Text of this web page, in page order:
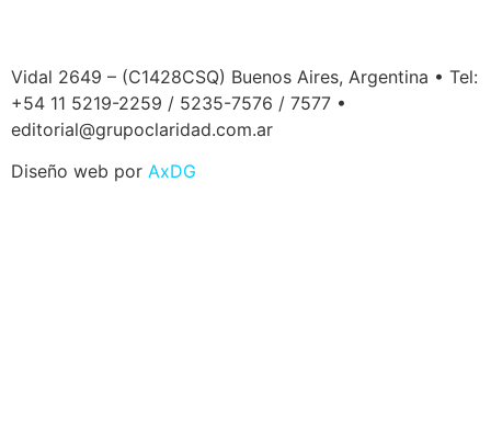
Vidal 2649 – (C1428CSQ) Buenos Aires, Argentina • Tel:
+54 11 5219-2259 / 5235-7576 / 7577 •
editorial@grupoclaridad.com.ar
Diseño web por AxDG